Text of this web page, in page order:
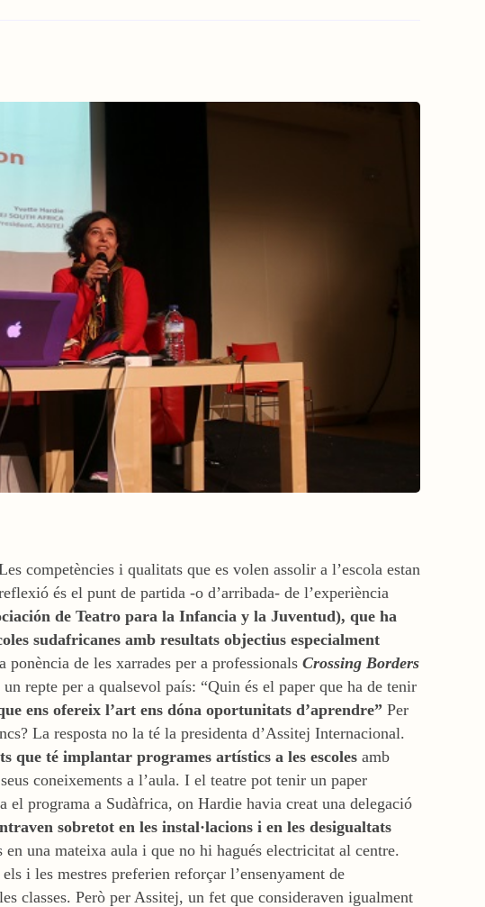
competències i qualitats que es volen assolir a l’escola estan
és el punt de partida -o d’arribada- de l’experiència
de Teatro para la Infancia y la Juventud), que ha
sudafricanes amb resultats objectius especialment
de les xarrades per a professionals Crossing Borders
repte per a qualsevol país: “Quin és el paper que ha de tenir
ens ofereix l’art ens dóna oportunitats d’aprendre” Per
La resposta no la té la presidenta d’Assitej Internacional.
que té implantar programes artístics a les escoles amb
coneixements a l’aula. I el teatre pot tenir un paper
el programa a Sudàfrica, on Hardie havia creat una delegació
sobretot en les instal·lacions i en les desigualtats
en una mateixa aula i que no hi hagués electricitat al centre.
els i les mestres preferien reforçar l’ensenyament de
classes. Però per Assitej, un fet que consideraven igualment